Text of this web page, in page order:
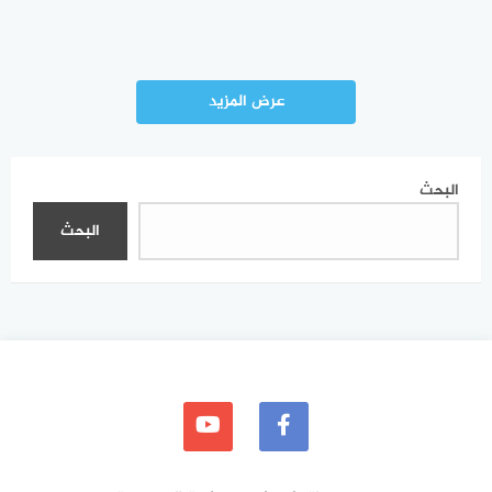
عرض المزيد
البحث
البحث